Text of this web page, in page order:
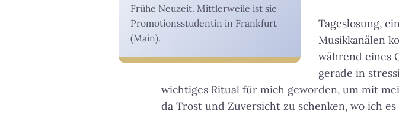
Frühe Neuzeit. Mittlerweile ist sie
Promotionsstudentin in Frankfurt
(Main).
Tageslosung,
Musikkanälen
während eines
gerade in
wichtiges Ritual für mich geworden, um mit
da Trost und Zuversicht zu schenken, wo ich